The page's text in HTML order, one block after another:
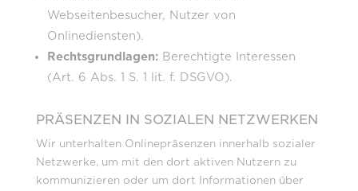
Webseitenbesucher, Nutzer von
Onlinediensten).
Rechtsgrundlagen:Berechtigte Interessen
(Art. 6 Abs. 1 S. 1 lit. f. DSGVO).
PRÄSENZEN IN SOZIALEN NETZWERKEN
Wir unterhalten Onlinepräsenzen innerhalb sozialer
Netzwerke, um mit den dort aktiven Nutzern zu
kommunizieren oder um dort Informationen über